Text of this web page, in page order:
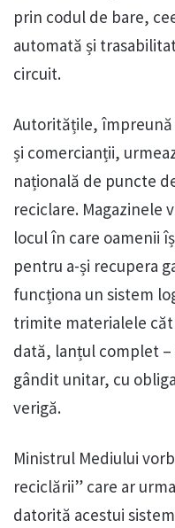
prin codul de bare,
automată și
circuit.
Autoritățile,
și comercianții,
națională de puncte
reciclare. Magazinele
locul în care oamenii
pentru a-și recupera
funcționa un sistem
trimite materialele
dată, lanțul complet –
gândit unitar, cu
verigă.
Ministrul Mediului
reciclării” care ar
datorită acestui